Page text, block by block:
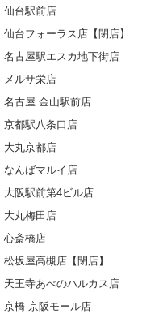
仙台駅前店
仙台フォーラス店【閉店】
名古屋駅エスカ地下街店
メルサ栄店
名古屋 金山駅前店
京都駅八条口店
大丸京都店
なんばマルイ店
大阪駅前第4ビル店
大丸梅田店
心斎橋店
松坂屋高槻店【閉店】
天王寺あべのハルカス店
京橋 京阪モール店